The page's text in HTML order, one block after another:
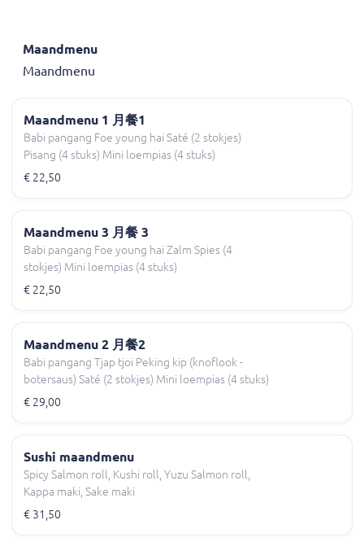
Maandmenu
Maandmenu
Maandmenu 1 月餐1
Babi pangang Foe young hai Saté (2 stokjes)
Pisang (4 stuks) Mini loempias (4 stuks)
€ 22,50
Maandmenu 3 月餐 3
Babi pangang Foe young hai Zalm Spies (4
stokjes) Mini loempias (4 stuks)
€ 22,50
Maandmenu 2 月餐2
Babi pangang Tjap tjoi Peking kip (knoflook -
botersaus) Saté (2 stokjes) Mini loempias (4 stuks)
€ 29,00
Sushi maandmenu
Spicy Salmon roll, Kushi roll, Yuzu Salmon roll,
Kappa maki, Sake maki
€ 31,50